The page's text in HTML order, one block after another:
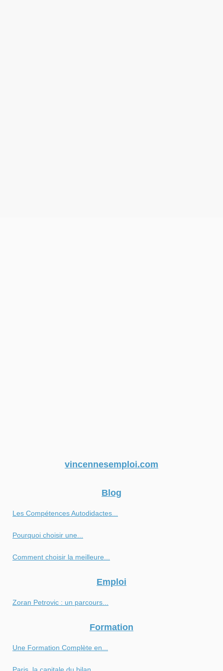
vincennesemploi.com
Blog
Les Compétences Autodidactes...
Pourquoi choisir une...
Comment choisir la meilleure...
Emploi
Zoran Petrovic : un parcours...
Formation
Une Formation Complète en...